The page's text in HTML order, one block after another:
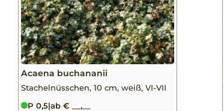
Acaena buchananii
Stachelnüsschen, 10 cm, weiß, VI-VII
P 0,5|ab € __,__